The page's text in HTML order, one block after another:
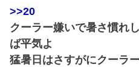
>>20
クーラー嫌いで暑さ慣れ
ば平気よ
猛暑日はさすがにクーラ